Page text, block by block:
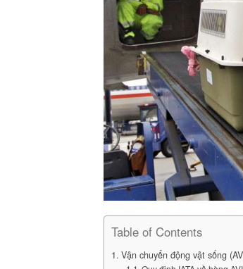
Table of Contents
Vận chuyển động vật sống